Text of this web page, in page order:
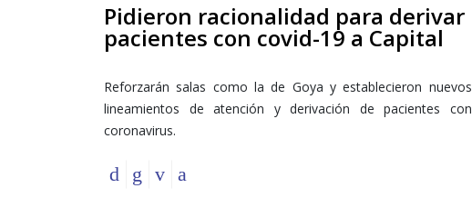
Pidieron racionalidad para derivar
pacientes con covid-19 a Capital
Reforzarán salas como la de Goya y establecieron nuevos
lineamientos de atención y derivación de pacientes con
coronavirus.